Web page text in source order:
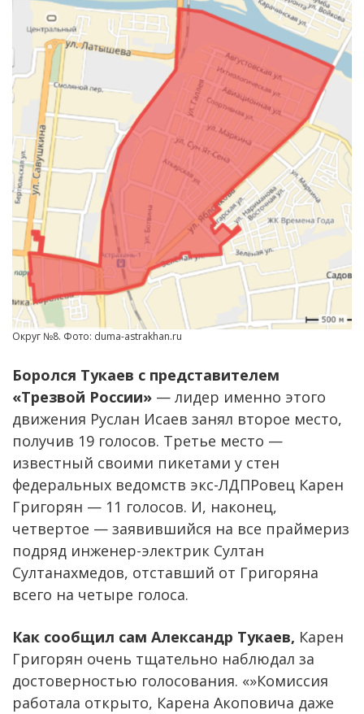
Округ №8. Фото: duma-astrakhan.ru
Боролся Тукаев с представителем
«Трезвой России» — лидер именно этого
движения Руслан Исаев занял второе место,
получив 19 голосов. Третье место —
известный своими пикетами у стен
федеральных ведомств экс-ЛДПРовец Карен
Григорян — 11 голосов. И, наконец,
четвертое — заявившийся на все праймериз
подряд инженер-электрик Султан
Султанахмедов, отставший от Григоряна
всего на четыре голоса.
Как сообщил сам Александр Тукаев, Карен
Григорян очень тщательно наблюдал за
достоверностью голосования. «»Комиссия
работала открыто, Карена Акоповича даже